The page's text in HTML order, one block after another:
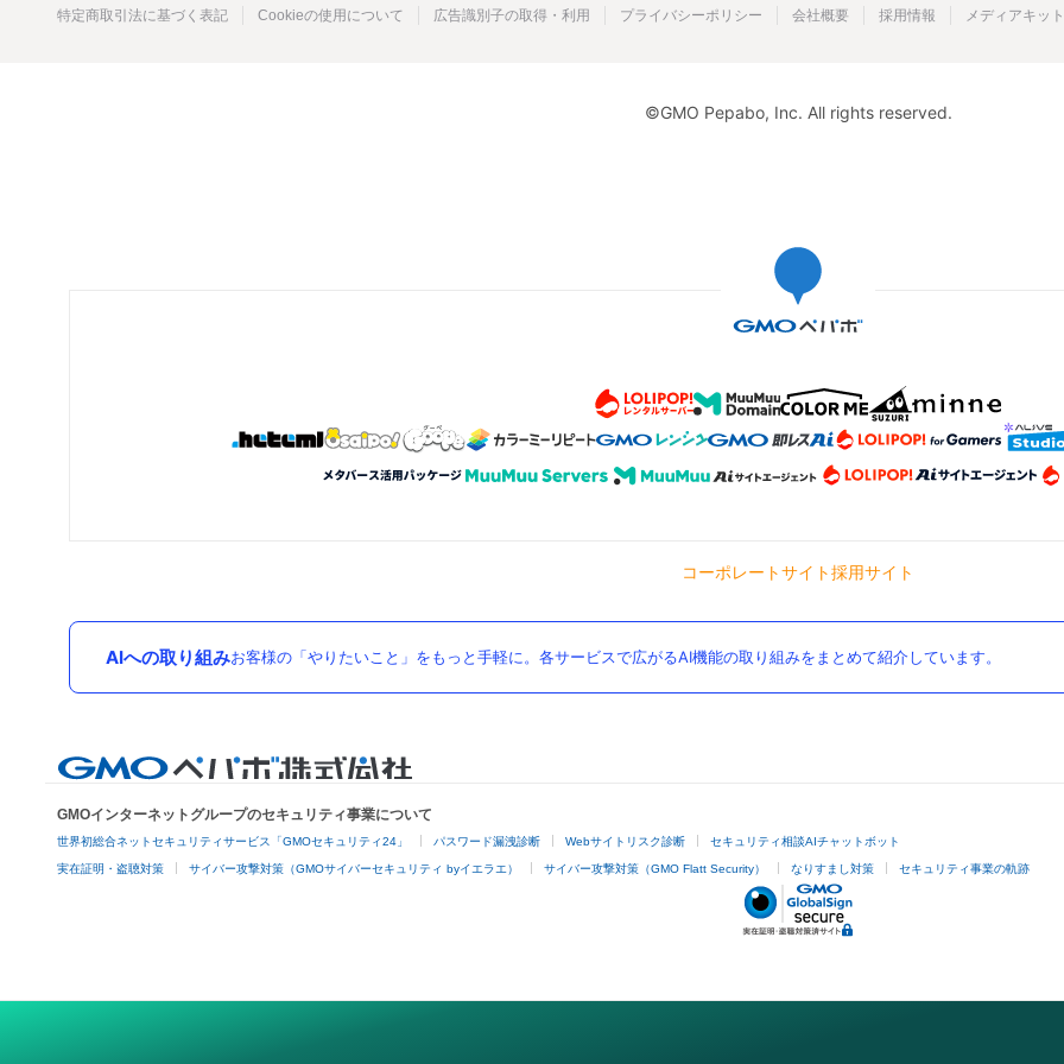
特定商取引法に基づく表記 Cookieの使用について 広告識別子の取得・利用 プライバシーポリシー 会社概要 採用情報 メディアキット
©GMO Pepabo, Inc. All rights reserved.
コーポレートサイト採用サイト
AIへの取り組みお客様の「やりたいこと」をもっと手軽に。各サービスで広がるAI機能の取り組みをまとめて紹介しています。
GMOインターネットグループのセキュリティ事業について
世界初総合ネットセキュリティサービス「GMOセキュリティ24」 パスワード漏洩診断 Webサイトリスク診断 セキュリティ相談AIチャットボット
実在証明・盗聴対策 サイバー攻撃対策（GMOサイバーセキュリティ byイエラエ） サイバー攻撃対策（GMO Flatt Security） なりすまし対策 セキュリティ事業の軌跡